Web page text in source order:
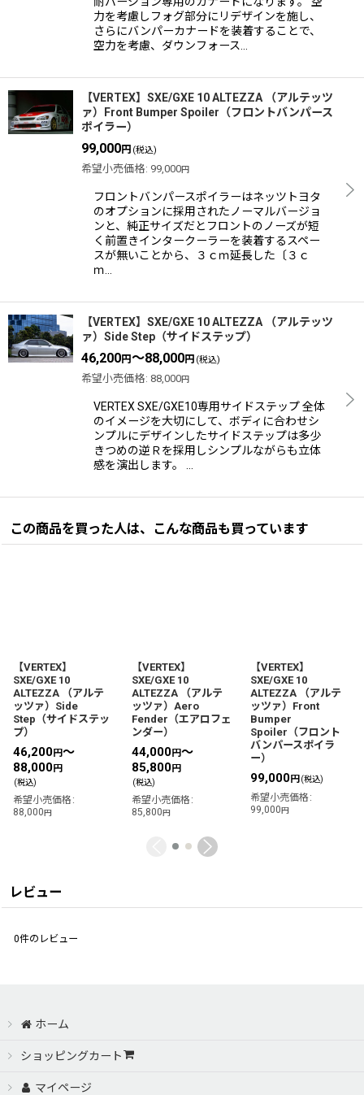
力を考慮しフォグ部分にリデザインを施し、
さらにバンパーカナードを装着することで、
空力を考慮、ダウンフォース…
【VERTEX】SXE/GXE 10 ALTEZZA （アルテッツ
ァ）Front Bumper Spoiler（フロントバンパース
ポイラー）
99,000円 (税込)
希望小売価格: 99,000円
フロントバンパースポイラーはネッツトヨタ
のオプションに採用されたノーマルバージョ
ンと、純正サイズだとフロントのノーズが短
く前置きインタークーラーを装着するスペー
スが無いことから、３ｃｍ延長した〔３ｃ
ｍ…
【VERTEX】SXE/GXE 10 ALTEZZA （アルテッツ
ァ）Side Step（サイドステップ）
46,200円～88,000円 (税込)
希望小売価格: 88,000円
VERTEX SXE/GXE10専用サイドステップ 全体
のイメージを大切にして、ボディに合わせシ
ンプルにデザインしたサイドステップは多少
きつめの逆Ｒを採用しシンプルながらも立体
感を演出します。 …
この商品を買った人は、こんな商品も買っています
【VERTEX】
SXE/GXE 10
ALTEZZA （アルテ
ッツァ）Side
Step（サイドステッ
プ）
46,200円～
88,000円
(税込)
希望小売価格 :
88,000円
【VERTEX】
SXE/GXE 10
ALTEZZA （アルテ
ッツァ）Aero
Fender（エアロフェ
ンダー）
44,000円～
85,800円
(税込)
希望小売価格 :
85,800円
【VERTEX】
SXE/GXE 10
ALTEZZA （アルテ
ッツァ）Front
Bumper
Spoiler（フロント
バンパースポイラ
ー）
99,000円(税込)
希望小売価格 :
99,000円
レビュー
0件のレビュー
ホーム
ショッピングカート
マイページ